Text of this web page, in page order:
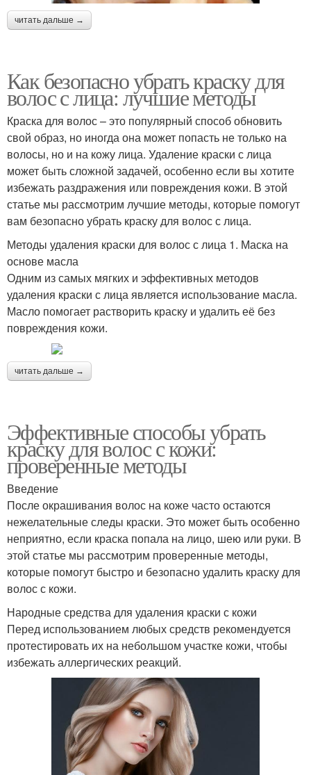
читать дальше →
Как безопасно убрать краску для
волос с лица: лучшие методы
Краска для волос – это популярный способ обновить
свой образ, но иногда она может попасть не только на
волосы, но и на кожу лица. Удаление краски с лица
может быть сложной задачей, особенно если вы хотите
избежать раздражения или повреждения кожи. В этой
статье мы рассмотрим лучшие методы, которые помогут
вам безопасно убрать краску для волос с лица.
Методы удаления краски для волос с лица 1. Маска на
основе масла
Одним из самых мягких и эффективных методов
удаления краски с лица является использование масла.
Масло помогает растворить краску и удалить её без
повреждения кожи.
читать дальше →
Эффективные способы убрать
краску для волос с кожи:
проверенные методы
Введение
После окрашивания волос на коже часто остаются
нежелательные следы краски. Это может быть особенно
неприятно, если краска попала на лицо, шею или руки. В
этой статье мы рассмотрим проверенные методы,
которые помогут быстро и безопасно удалить краску для
волос с кожи.
Народные средства для удаления краски с кожи
Перед использованием любых средств рекомендуется
протестировать их на небольшом участке кожи, чтобы
избежать аллергических реакций.